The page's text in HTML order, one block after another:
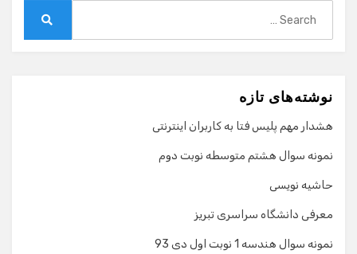
نوشته‌های تازه
هشدار مهم پلیس فتا به کاربران اینترنتی
نمونه سوال هشتم متوسطه نوبت دوم
حاشیه نویسی
معرفی دانشگاه سراسری تبریز
نمونه سوال هندسه 1 نوبت اول دی 93
گفت‌وگو با دستیار هوشمند